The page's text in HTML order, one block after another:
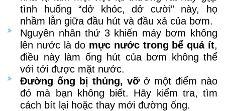
tình huống “dở khóc, dở cười” này, họ
nhầm lẫn giữa đầu hút và đầu xả của bơm.
Nguyên nhân thứ 3 khiến máy bơm không
lên nước là do mực nước trong bể quá ít,
điều này làm ống hút của bơm không thể
với tới được mặt nước.
Đường ống bị thủng, vỡở một điểm nào
đó mà bạn không biết. Hãy kiểm tra, tìm
cách bít lại hoặc thay mới đường ống.